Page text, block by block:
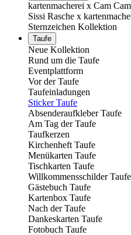
kartenmacherei x Cam
Sissi Rasche x
Sternzeichen Kollektion
Taufe
Neue Kollektion
Rund um die Taufe
Eventplattform
Vor der Taufe
Taufeinladungen
Sticker Taufe
Absenderaufkleber Taufe
Am Tag der Taufe
Taufkerzen
Kirchenheft Taufe
Menükarten Taufe
Tischkarten Taufe
Willkommensschilder Taufe
Gästebuch Taufe
Kartenbox Taufe
Nach der Taufe
Dankeskarten Taufe
Fotobuch Taufe